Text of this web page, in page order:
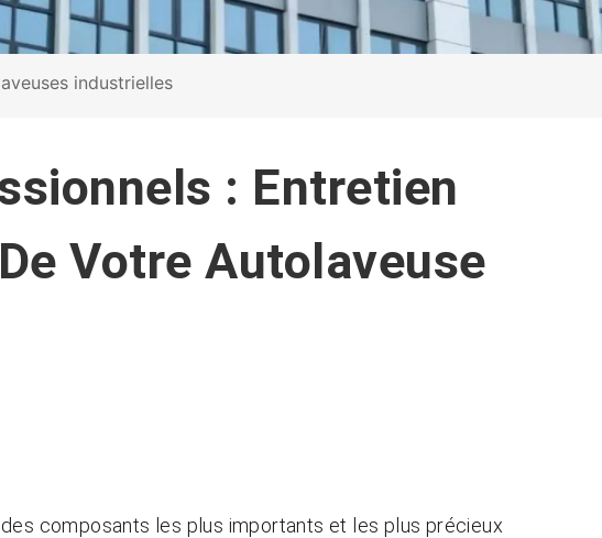
industrielles
: Entretien
Votre Autolaveuse
composants les plus importants et les plus précieux